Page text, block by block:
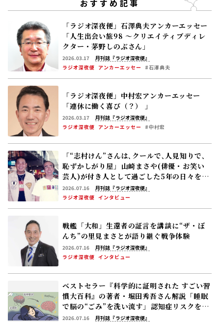
おすすめ記事
「ラジオ深夜便」石澤典夫アンカーエッセー
「人生出会い旅98 ～クリエイティブディレ
クター・茅野しのぶさん」
2026.03.17
月刊誌『ラジオ深夜便』
ラジオ深夜便 アンカーエッセー #石澤典夫
「ラジオ深夜便」中村宏アンカーエッセー
「連休に働く喜び（？） 」
2026.03.17
月刊誌『ラジオ深夜便』
ラジオ深夜便 アンカーエッセー #中村宏
「“志村けん”さんは､クールで､人見知りで､
恥ずかしがり屋」――山崎まさや(俳優・お笑い
芸人)が付き人として過ごした5年の日々を語
る
2026.07.16
月刊誌『ラジオ深夜便』
ラジオ深夜便 インタビュー
戦艦「大和」生還者の証言を講談に――“ザ・ぼ
んち”の里見まさとが語り継ぐ戦争体験
2026.07.16
月刊誌『ラジオ深夜便』
ラジオ深夜便 インタビュー
ベストセラー『科学的に証明された すごい習
慣大百科』の著者・堀田秀吾さん解説「睡眠
で脳の“ごみ”を洗い流す」――認知症リスクを下
げる休養の新常識
2026.07.16
月刊誌『ラジオ深夜便』